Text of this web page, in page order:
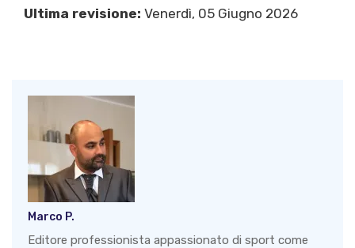
Ultima revisione: Venerdì, 05 Giugno 2026
Marco P.
Editore professionista appassionato di sport come